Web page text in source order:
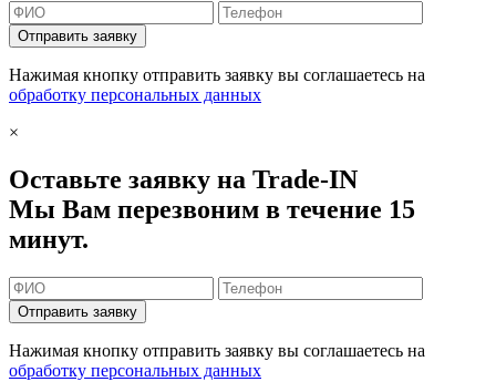
Отправить заявку
Нажимая кнопку отправить заявку вы соглашаетесь на
обработку персональных данных
×
Оставьте заявку на Trade-IN
Мы Вам перезвоним в течение 15
минут.
Отправить заявку
Нажимая кнопку отправить заявку вы соглашаетесь на
обработку персональных данных